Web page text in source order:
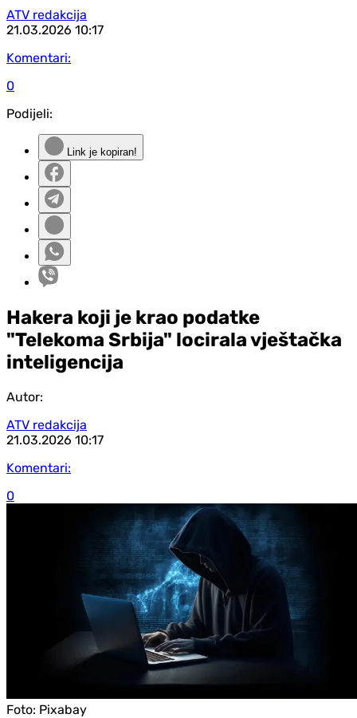
ATV redakcija
21.03.2026 10:17
Komentari:
0
Podijeli:
Link je kopiran!
Hakera koji je krao podatke
"Telekoma Srbija" locirala vještačka
inteligencija
Autor:
ATV redakcija
21.03.2026 10:17
Komentari:
0
Foto: Pixabay